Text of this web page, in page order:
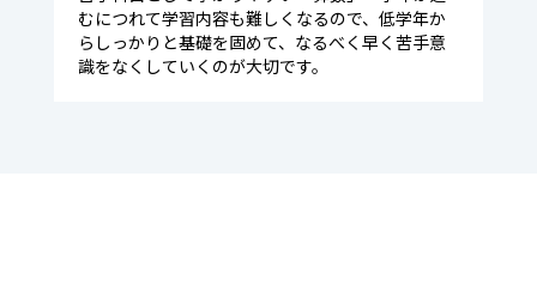
むにつれて学習内容も難しくなるので、低学年か
らしっかりと基礎を固めて、なるべく早く苦手意
識をなくしていくのが大切です。